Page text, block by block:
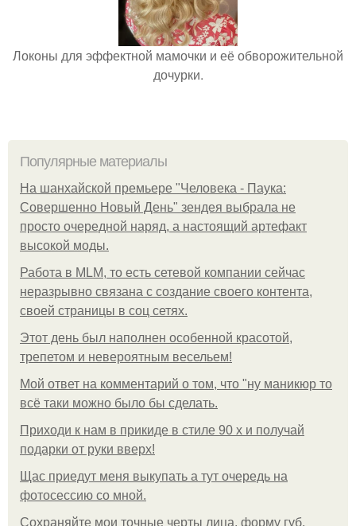
Локоны для эффектной мамочки и её обворожительной
дочурки.
Популярные материалы
На шанхайской премьере "Человека - Паука:
Совершенно Новый День" зендея выбрала не
просто очередной наряд, а настоящий артефакт
высокой моды.
Работа в MLM, то есть сетевой компании сейчас
неразрывно связана с создание своего контента,
своей страницы в соц сетях.
Этот день был наполнен особенной красотой,
трепетом и невероятным весельем!
Мой ответ на комментарий о том, что "ну маникюр то
всё таки можно было бы сделать.
Приходи к нам в прикиде в стиле 90 х и получай
подарки от руки вверх!
Щас приедут меня выкупать а тут очередь на
фотосессию со мной.
Сохраняйте мои точные черты лица, форму губ,